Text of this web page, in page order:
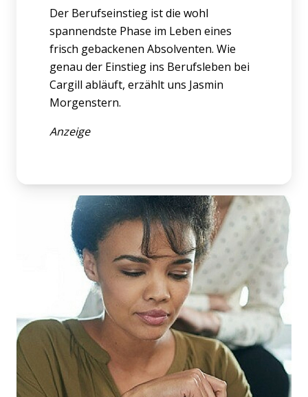
Der Berufseinstieg ist die wohl
spannendste Phase im Leben eines
frisch gebackenen Absolventen. Wie
genau der Einstieg ins Berufsleben bei
Cargill abläuft, erzählt uns Jasmin
Morgenstern.
Anzeige